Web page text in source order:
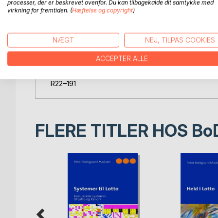
R17–65
R18–100
R19–111
R20–120
R22–191
FLERE TITLER HOS
processer, der er beskrevet ovenfor. Du kan tilbagekalde dit samtykke med
virkning for fremtiden. (Hæftelse og copyright)
NÆGT NEJ, TILPAS COOKIES
ACCEPTER ALLE